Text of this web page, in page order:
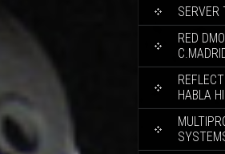
SERVER
RED
HABLA